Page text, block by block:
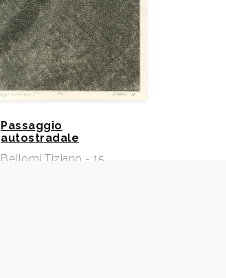
Passaggio
autostradale
Bellomi Tiziano - 15